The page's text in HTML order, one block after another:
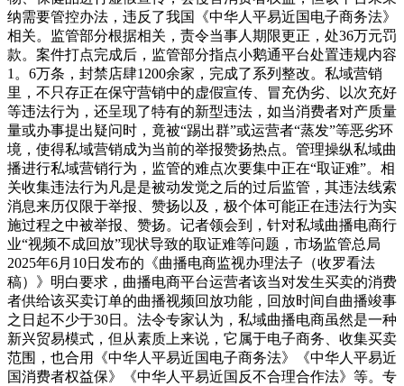
纳需要管控办法，违反了我国《中华人平易近国电子商务法》
相关。监管部分根据相关，责令当事人期限更正，处36万元罚
款。案件打点完成后，监管部分指点小鹅通平台处置违规内容
1。6万条，封禁店肆1200余家，完成了系列整改。私域营销
里，不只存正在保守营销中的虚假宣传、冒充伪劣、以次充好
等违法行为，还呈现了特有的新型违法，如当消费者对产质量
量或办事提出疑问时，竟被“踢出群”或运营者“蒸发”等恶劣环
境，使得私域营销成为当前的举报赞扬热点。管理操纵私域曲
播进行私域营销行为，监管的难点次要集中正在“取证难”。相
关收集违法行为凡是是被动发觉之后的过后监管，其违法线索
消息来历仅限于举报、赞扬以及，极个体可能正在违法行为实
施过程之中被举报、赞扬。记者领会到，针对私域曲播电商行
业“视频不成回放”现状导致的取证难等问题，市场监管总局
2025年6月10日发布的《曲播电商监视办理法子（收罗看法
稿）》明白要求，曲播电商平台运营者该当对发生买卖的消费
者供给该买卖订单的曲播视频回放功能，回放时间自曲播竣事
之日起不少于30日。法令专家认为，私域曲播电商虽然是一种
新兴贸易模式，但从素质上来说，它属于电子商务、收集买卖
范围，也合用《中华人平易近国电子商务法》《中华人平易近
国消费者权益保》《中华人平易近国反不合理合作法》等。专